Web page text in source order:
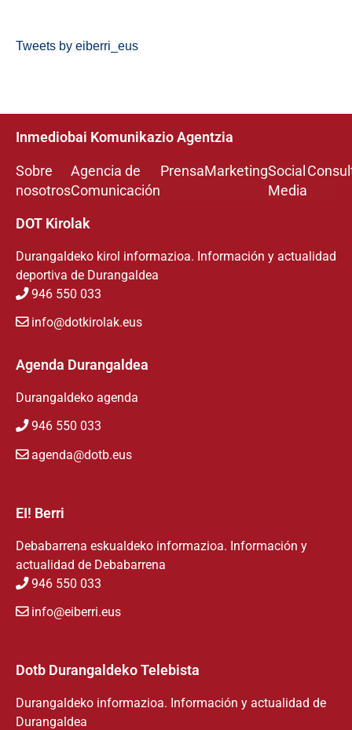
Tweets by eiberri_eus
Inmediobai Komunikazio Agentzia
Sobre
nosotros
Agencia de
Comunicación
PrensaMarketingSocial
Media
DOT Kirolak
Durangaldeko kirol informazioa. Información y actualidad
deportiva de Durangaldea
946 550 033
info@dotkirolak.eus
Agenda Durangaldea
Durangaldeko agenda
946 550 033
agenda@dotb.eus
EI! Berri
Debabarrena eskualdeko informazioa. Información y
actualidad de Debabarrena
946 550 033
info@eiberri.eus
Dotb Durangaldeko Telebista
Durangaldeko informazioa. Información y actualidad de
Durangaldea